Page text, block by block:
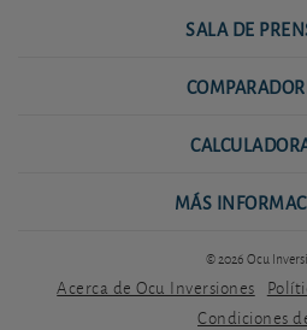
SALA DE
MÁS
© 2026 Ocu
Acerca de Ocu Inversiones
Condiciones